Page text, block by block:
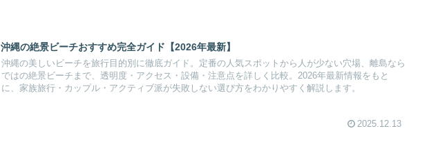
沖縄の絶景ビーチおすすめ完全ガイド【2026年最新】
沖縄の美しいビーチを旅行目的別に徹底ガイド。定番の人気スポットから人が少ない穴場、離島なら
ではの絶景ビーチまで、透明度・アクセス・設備・注意点を詳しく比較。2026年最新情報をもと
に、家族旅行・カップル・アクティブ派が失敗しない選び方をわかりやすく解説します。
2025.12.13